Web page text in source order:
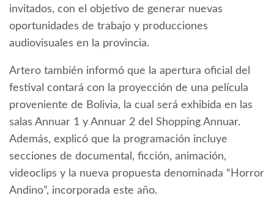
invitados, con el objetivo de generar nuevas
oportunidades de trabajo y producciones
audiovisuales en la provincia.
Artero también informó que la apertura oficial del
festival contará con la proyección de una película
proveniente de Bolivia, la cual será exhibida en las
salas Annuar 1 y Annuar 2 del Shopping Annuar.
Además, explicó que la programación incluye
secciones de documental, ficción, animación,
videoclips y la nueva propuesta denominada “Horror
Andino”, incorporada este año.